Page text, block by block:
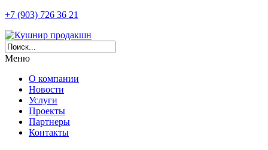
+7 (903) 726 36 21
Меню
О компании
Новости
Услуги
Проекты
Партнеры
Контакты